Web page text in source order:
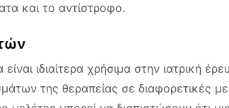
και το αντίστροφο.
ιδιαίτερα χρήσιμα στην ιατρική
της θεραπείας σε διαφορετικές